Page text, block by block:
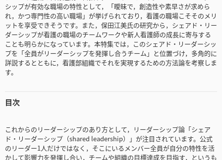
シップが有効な職場の特性として，「曖昧で，創造性や素早さが求めら
れ，かつ専門性の高い職場」が挙げられており，看護の職場こそそのメリ
ットを享受できそうです。また，保田江美氏の研究から，シェアド・リー
ダーシップが看護の職場のチームワークや新人看護師の成長に寄与する
ことも明らかになっています。本特集では，このシェアド・リーダーシッ
プを「全員がリーダーシップを発揮し合うチーム」と位置づけ，多角的に
詳説するとともに，看護部組織でそれを実現するための方法論を考察しま
す。
目次
これからのリーダーシップのあり方として，リーダーシップ論「シェア
ド・リーダーシップ（shared leadership）」が注目されています。公式
のリーダー1人だけではなく，そこにいるメンバー全員が自分の特性を活
かして影響力を発揮し合い，チームや組織の目標達成を目指す，というも